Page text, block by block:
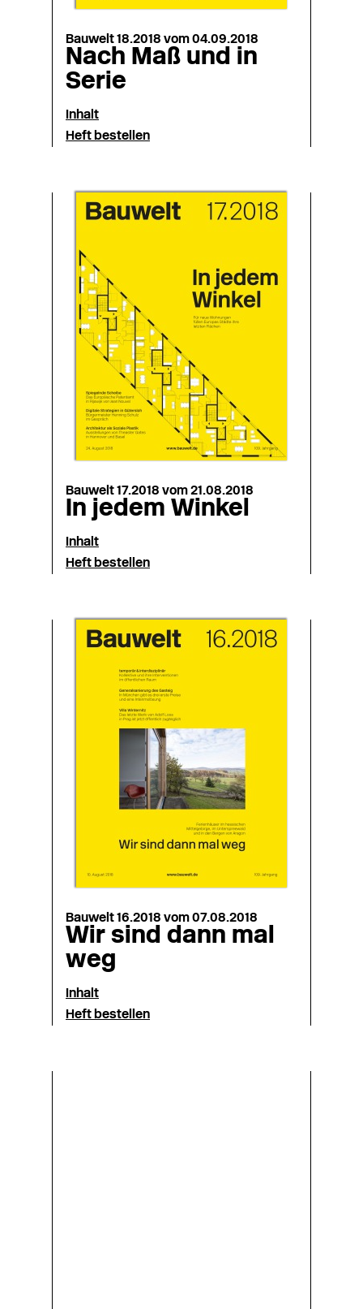
Bauwelt 18.2018 vom 04.09.2018
Nach Maß und in
Serie
Inhalt
Heft bestellen
Bauwelt 17.2018 vom 21.08.2018
In jedem Winkel
Inhalt
Heft bestellen
Bauwelt 16.2018 vom 07.08.2018
Wir sind dann mal
weg
Inhalt
Heft bestellen